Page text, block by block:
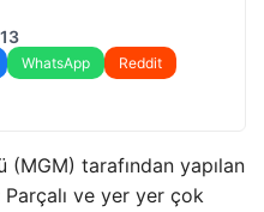
WhatsApp
Reddit
tarafından yapılan
ve yer yer çok